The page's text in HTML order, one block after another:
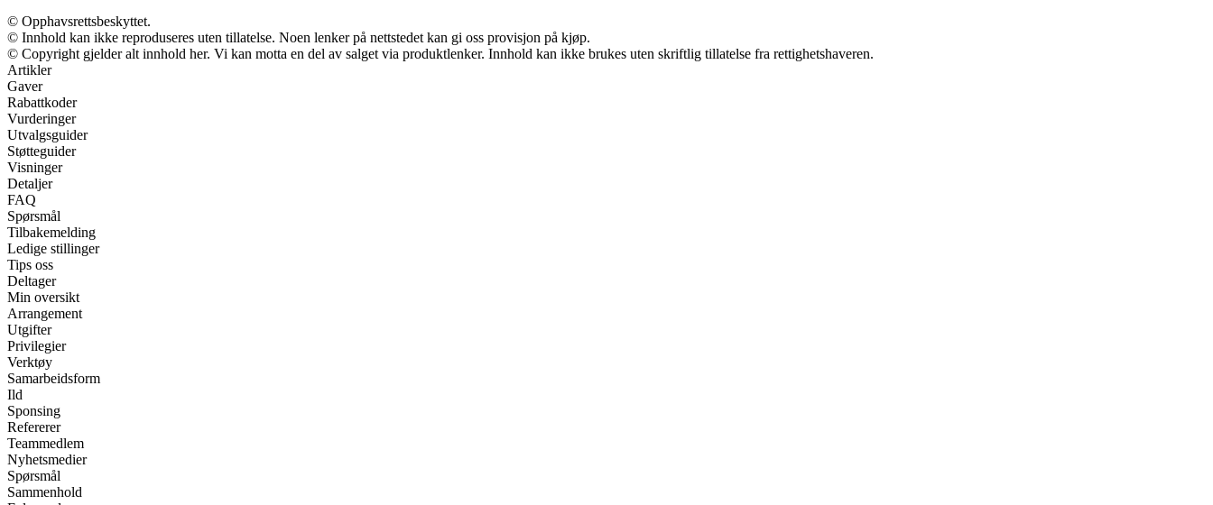
© Opphavsrettsbeskyttet.
© Innhold kan ikke reproduseres uten tillatelse. Noen lenker på nettstedet kan gi oss provisjon på kjøp.
© Copyright gjelder alt innhold her. Vi kan motta en del av salget via produktlenker. Innhold kan ikke brukes uten skriftlig tillatelse fra rettighetshaveren.
Artikler
Gaver
Rabattkoder
Vurderinger
Utvalgsguider
Støtteguider
Visninger
Detaljer
FAQ
Spørsmål
Tilbakemelding
Ledige stillinger
Tips oss
Deltager
Min oversikt
Arrangement
Utgifter
Privilegier
Verktøy
Samarbeidsform
Ild
Sponsing
Refererer
Teammedlem
Nyhetsmedier
Spørsmål
Sammenhold